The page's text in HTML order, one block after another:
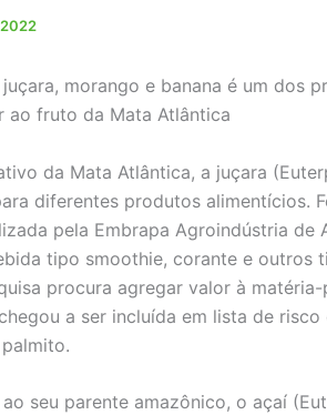
morango e banana é um dos
ao fruto da Mata Atlântica
da Mata Atlântica, a juçara
diferentes produtos alimentícios.
pela Embrapa Agroindústria de
tipo smoothie, corante e outros
procura agregar valor à
a ser incluída em lista de
parente amazônico, o açaí